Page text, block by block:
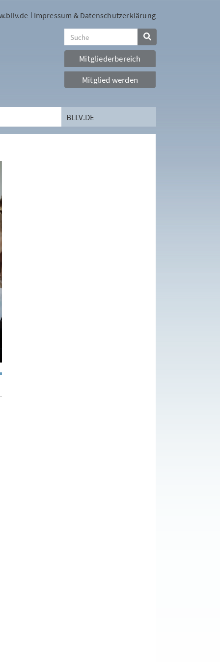
Impressum & Datenschutzerklärung
Mitgliederbereich
Mitglied werden
BLLV.DE